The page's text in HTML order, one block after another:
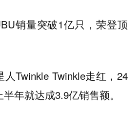
销量突破1亿只，荣登顶
Twinkle Twinkle走红，24
年就达成3.9亿销售额。